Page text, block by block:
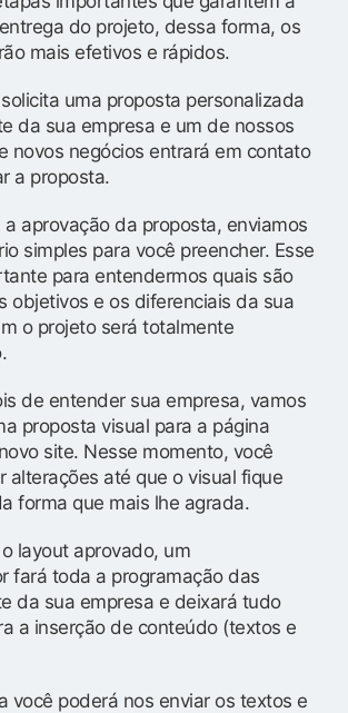
do projeto, dessa forma, os
mais efetivos e rápidos.
uma proposta personalizada
da sua empresa e um de nossos
novos negócios entrará em contato
a proposta.
a aprovação da proposta, enviamos
simples para você preencher. Esse
para entendermos quais são
objetivos e os diferenciais da sua
o projeto será totalmente
de entender sua empresa, vamos
proposta visual para a página
site. Nesse momento, você
alterações até que o visual fique
forma que mais lhe agrada.
layout aprovado, um
fará toda a programação das
da sua empresa e deixará tudo
a inserção de conteúdo (textos e
você poderá nos enviar os textos e